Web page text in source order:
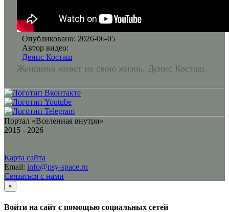
Опубликовано: 2026-06-05
Автор видео:
Денис Косташ
Женщина живет не свою жизнь. Денис Косташ.
Портал «Вселенная внутри»
2015 - 2026
Карта сайта
Email: info@psy-space.ru
Связаться с нами
×
Войти на сайт с помощью социальных сетей